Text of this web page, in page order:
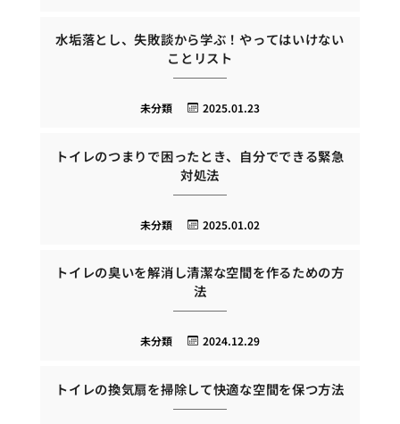
水垢落とし、失敗談から学ぶ！やってはいけない
ことリスト
2025.01.23
未分類
トイレのつまりで困ったとき、自分でできる緊急
対処法
2025.01.02
未分類
トイレの臭いを解消し清潔な空間を作るための方
法
2024.12.29
未分類
トイレの換気扇を掃除して快適な空間を保つ方法